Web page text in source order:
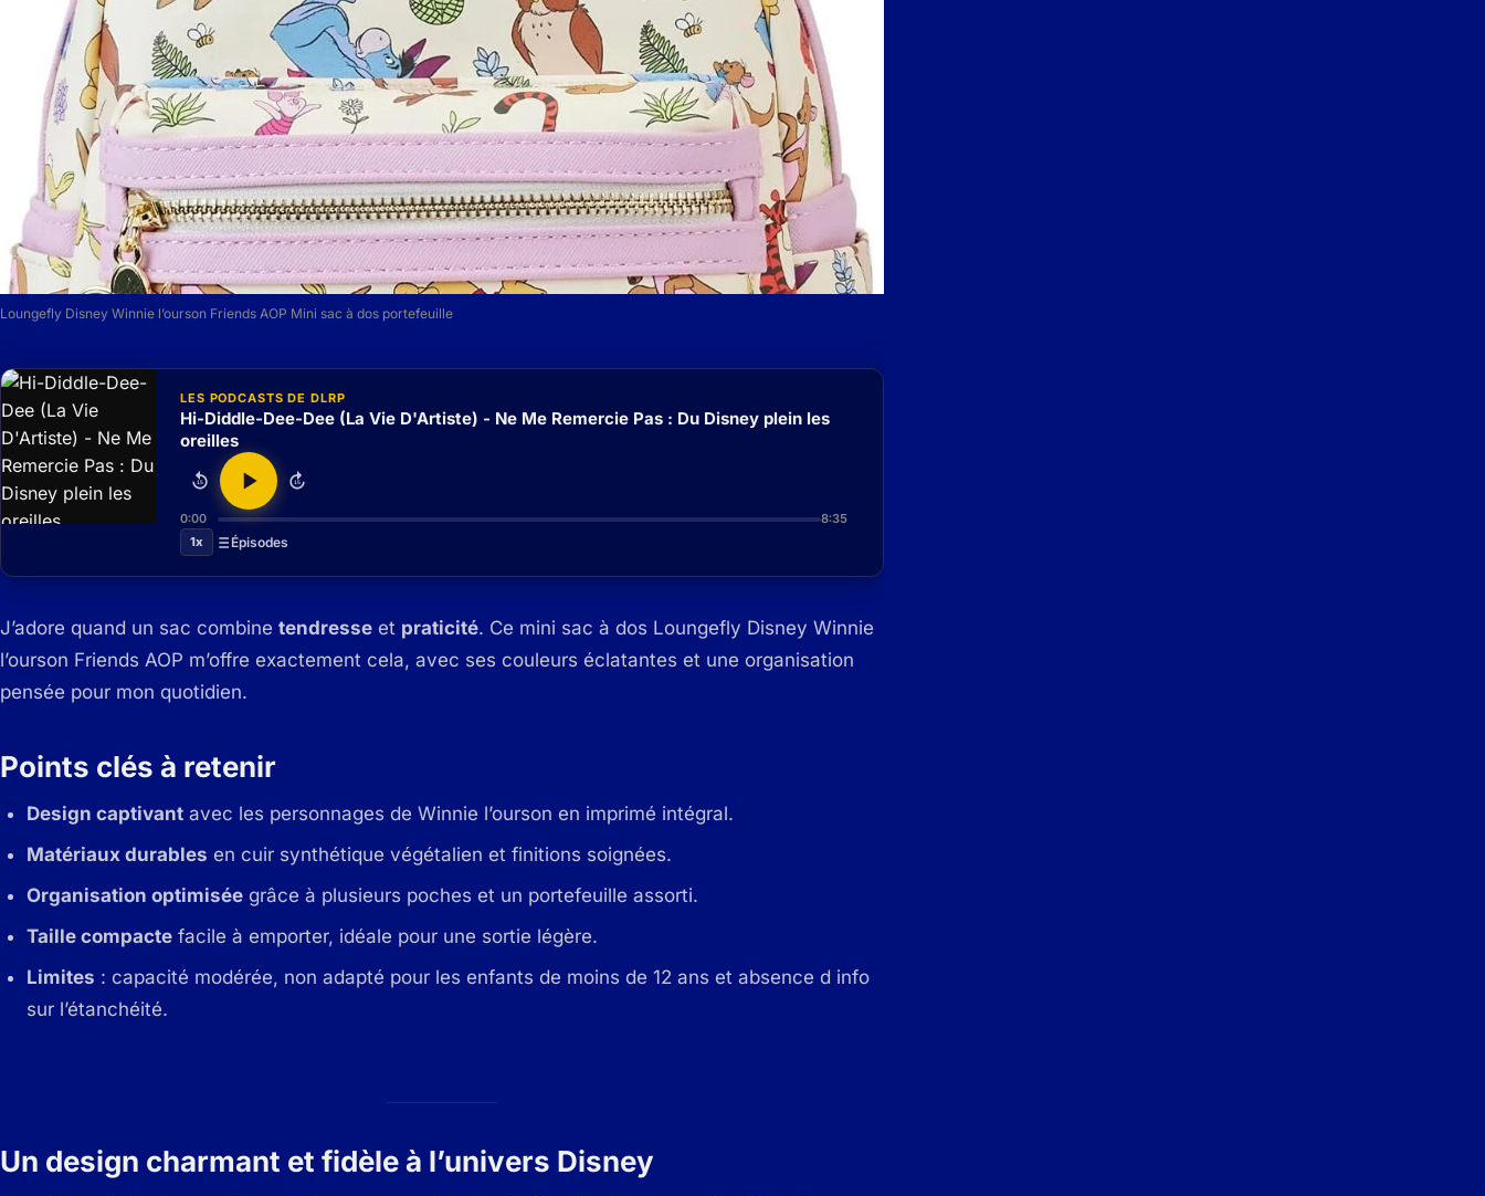
Loungefly Disney Winnie l’ourson Friends AOP Mini sac à dos portefeuille
LES PODCASTS DE DLRP
Hi-Diddle-Dee-Dee (La Vie D'Artiste) - Ne Me Remercie Pas : Du Disney plein les
oreilles
15 15
0:00
8:35
1x
Épisodes
J’adore quand un sac combine tendresse et praticité. Ce mini sac à dos Loungefly Disney Winnie
l’ourson Friends AOP m’offre exactement cela, avec ses couleurs éclatantes et une organisation
pensée pour mon quotidien.
Points clés à retenir
Design captivant avec les personnages de Winnie l’ourson en imprimé intégral.
Matériaux durables en cuir synthétique végétalien et finitions soignées.
Organisation optimisée grâce à plusieurs poches et un portefeuille assorti.
Taille compacte facile à emporter, idéale pour une sortie légère.
Limites : capacité modérée, non adapté pour les enfants de moins de 12 ans et absence d info
sur l’étanchéité.
Un design charmant et fidèle à l’univers Disney